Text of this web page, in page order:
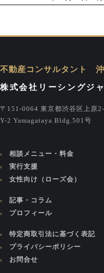
不動産コンサルタント
株式会社リーシングジ
〒151-0064 東京都渋谷区上原
Y-2 Yamagataya Bldg.501号
相談メニュー・料金
実行支援
女性向け（ローズ会）
記事・コラム
プロフィール
特定商取引法に基づく表記
プライバシーポリシー
お問合せ